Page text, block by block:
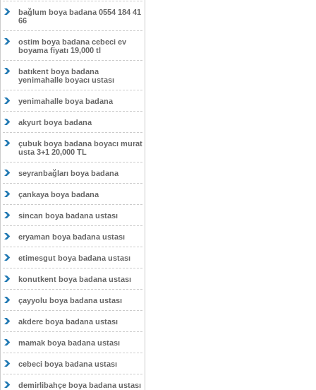
bağlum boya badana 0554 184 41
66
ostim boya badana cebeci ev
boyama fiyatı 19,000 tl
batıkent boya badana
yenimahalle boyacı ustası
yenimahalle boya badana
akyurt boya badana
çubuk boya badana boyacı murat
usta 3+1 20,000 TL
seyranbağları boya badana
çankaya boya badana
sincan boya badana ustası
eryaman boya badana ustası
etimesgut boya badana ustası
konutkent boya badana ustası
çayyolu boya badana ustası
akdere boya badana ustası
mamak boya badana ustası
cebeci boya badana ustası
demirlibahçe boya badana ustası